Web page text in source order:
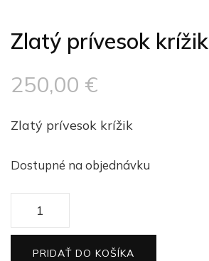
Zlatý prívesok krížik
250,00 €
Zlatý prívesok krížik
Dostupné na objednávku
množstvo
Zlatý
PRIDAŤ DO KOŠÍKA